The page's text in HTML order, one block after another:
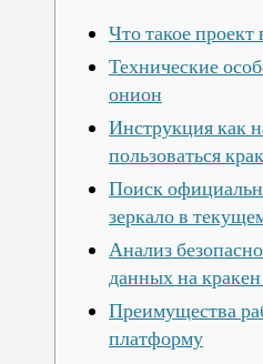
Что такое проект
Технические
онион
Инструкция как
пользоваться
Поиск
зеркало в
Анализ
данных на
Преимущества
платформу